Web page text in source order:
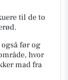
til de to
før og
hvor
mad fra